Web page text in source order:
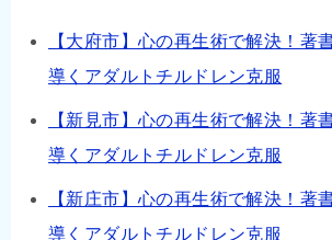
【大府市】心の再生術で解決！著
導くアダルトチルドレン克服
【新見市】心の再生術で解決！著
導くアダルトチルドレン克服
【新庄市】心の再生術で解決！著
導くアダルトチルドレン克服